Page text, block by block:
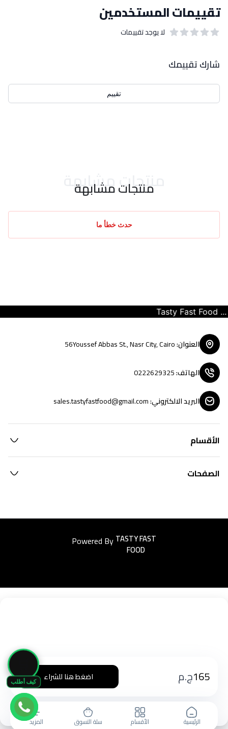
كيف أطلب
تقييمات المستخدمين
لا يوجد تقييمات
شارك تقييمك
تقييم
منتجات مشابهة
منتجات مشابهة
حدث خطأ ما
165ج.م اضغط هنا للشراء
الرئيسية الأقسام سلة التسوق المزيد
Tasty Fast Food ...
العنوان:
56Youssef Abbas St., Nasr City, Cairo
الهاتف:
0222629325
البريد الالكتروني:
sales.tastyfastfood@gmail.com
الأقسام
الصفحات
Powered ByEasyorders